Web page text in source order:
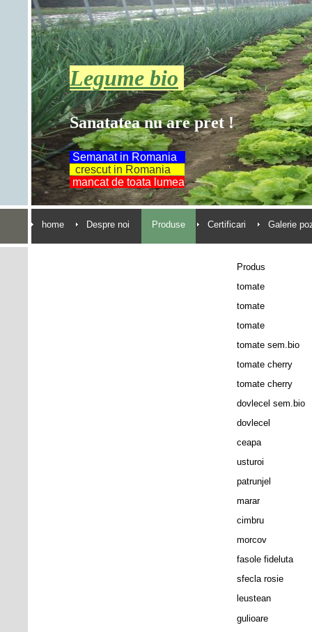
Legume bio
Sanatatea nu are pret !
Semanat in Romania
crescut in Romania
mancat de toata lumea
home Despre noi Produse Certificari Galerie
Produs
tomate
tomate
tomate
tomate sem.bio
tomate cherry
tomate cherry
dovlecel sem.bio
dovlecel
ceapa
usturoi
patrunjel
marar
cimbru
morcov
fasole fideluta
sfecla rosie
leustean
gulioare